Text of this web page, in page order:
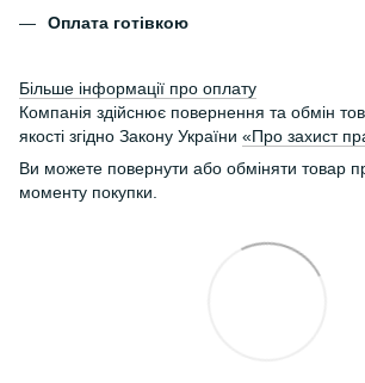
Оплата готівкою
Більше інформації про оплату
Компанія здійснює повернення та обмін
якості згідно Закону України «Про захист
Ви можете повернути або обміняти товар
моменту покупки.